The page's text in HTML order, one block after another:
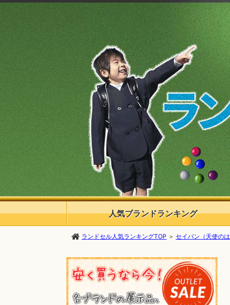
人気ブランドランキング
ランドセル人気ランキングTOP ＞ セイバン（天使の